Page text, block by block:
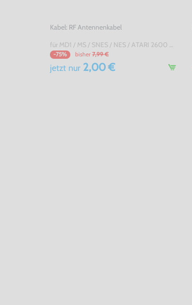
Kabel: RF Antennenkabel
für MD1 / MS / SNES / NES / ATARI 2600 7800 / Jaguar / C64 / Sinclair, gebraucht
-75% bisher 7,99 €
jetzt nur 2,00 €